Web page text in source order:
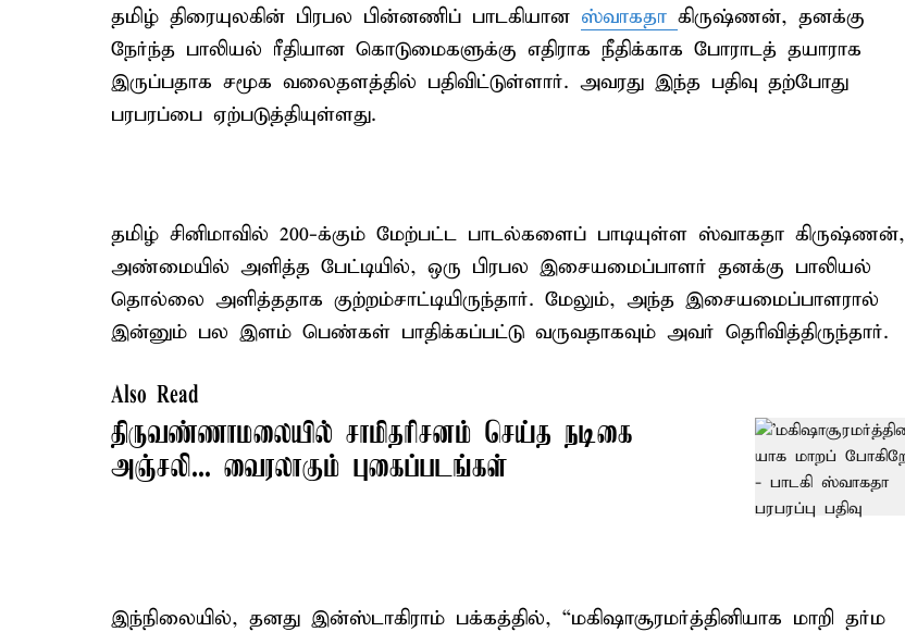
தமிழ் திரையுலகின் பிரபல பின்னணிப் பாடகியான ஸ்வாகதா கிருஷ்ணன், தனக்கு
நேர்ந்த பாலியல் ரீதியான கொடுமைகளுக்கு எதிராக நீதிக்காக போராடத் தயாராக
இருப்பதாக சமூக வலைதளத்தில் பதிவிட்டுள்ளார். அவரது இந்த பதிவு தற்போது
பரபரப்பை ஏற்படுத்தியுள்ளது.
தமிழ் சினிமாவில் 200-க்கும் மேற்பட்ட பாடல்களைப் பாடியுள்ள ஸ்வாகதா கிருஷ்ணன்,
அண்மையில் அளித்த பேட்டியில், ஒரு பிரபல இசையமைப்பாளர் தனக்கு பாலியல்
தொல்லை அளித்ததாக குற்றம்சாட்டியிருந்தார். மேலும், அந்த இசையமைப்பாளரால்
இன்னும் பல இளம் பெண்கள் பாதிக்கப்பட்டு வருவதாகவும் அவர் தெரிவித்திருந்தார்.
Also Read
திருவண்ணாமலையில் சாமிதரிசனம் செய்த நடிகை
அஞ்சலி... வைரலாகும் புகைப்படங்கள்
இந்நிலையில், தனது இன்ஸ்டாகிராம் பக்கத்தில், “மகிஷாசூரமர்த்தினியாக மாறி தர்ம